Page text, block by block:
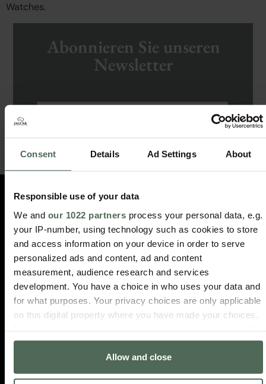
Consent Details Ad Settings About
Responsible use of your data
We and our 1022 partners process your personal data, e.g.
your IP-number, using technology such as cookies to store
and access information on your device in order to serve
personalized ads and content, ad and content
measurement, audience research and services
development. You have a choice in who uses your data and
for what purposes. Your privacy choices are only applicable
on this digital property where you have made your choices.
Cookie Declaration or by clicking on the Privacy trigger
Allow and close
Watches.
Abonnieren Sie unseren
Newsletter
und erhalte einen Rabatt von -10%
auf deinen nächsten Einkauf.
Ich akzeptiere die Datenschutzbedingungen.
LIEFERUNG
IN 48
Lieferung
innerhalb
3
RÜCKGABE
Rückgaberecht
SICHERE
BEZAHLUNG
sicherer
Zahlung
3
JAHRE
Auf alle